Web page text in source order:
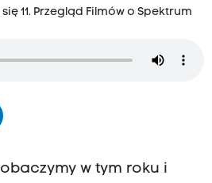
11. Przegląd Filmów o Spektrum
w tym roku i